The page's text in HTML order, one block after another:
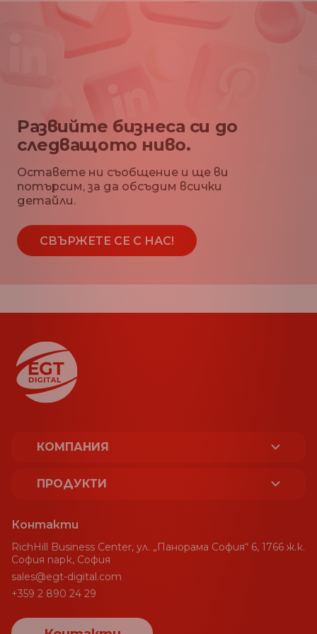
Развийте бизнеса си до
следващото ниво.
Оставете ни съобщение и ще ви
потърсим, за да обсъдим всички
детайли.
СВЪРЖЕТЕ СЕ С НАС!
КОМПАНИЯ
ЗА НАС
УСТОЙЧИВОСТ
НАГРАДИ
ПРОДУКТИ
ПЛАТФОРМА
СПОРТ
ГЕЙМИНГ АГРЕГАТОР
Контакти
RichHill Business Center, ул. „Панорама София“ 6, 1766 ж.к.
София парк, София
sales@egt-digital.com
+359 2 890 24 29